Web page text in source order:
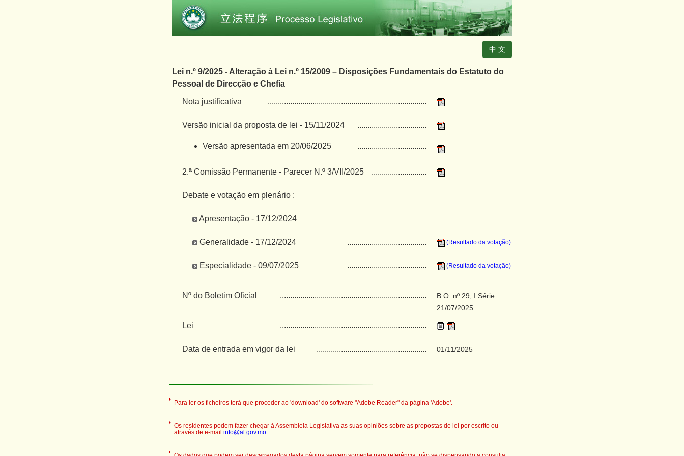
中 文
Lei n.º 9/2025 - Alteração à Lei n.º 15/2009 – Disposições Fundamentais do Estatuto do
Pessoal de Direcção e Chefia
Nota justificativa ..............................................................................
Versão inicial da proposta de lei - 15/11/2024 ..................................
Versão apresentada em 20/06/2025 ..................................
2.ª Comissão Permanente - Parecer N.º 3/VII/2025 ...........................
Debate e votação em plenário :
Apresentação - 17/12/2024
Generalidade - 17/12/2024 ....................................... (Resultado da votação)
Especialidade - 09/07/2025 ....................................... (Resultado da votação)
Nº do Boletim Oficial ........................................................................
B.O. nº 29, I Série
21/07/2025
Lei ........................................................................
Data de entrada em vigor da lei ...................................................... 01/11/2025
Para ler os ficheiros terá que proceder ao 'download' do software "Adobe Reader" da página 'Adobe'.
Os residentes podem fazer chegar à Assembleia Legislativa as suas opiniões sobre as propostas de lei por escrito ou
através de e-mail info@al.gov.mo .